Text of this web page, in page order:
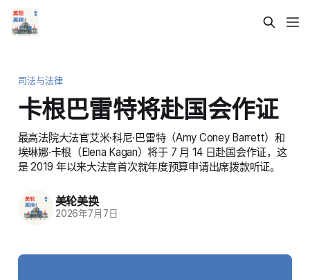
司法与法律
卡根巴雷特将赴国会作证
最高法院大法官艾米·科尼·巴雷特（Amy Coney Barrett）和
埃琳娜·卡根（Elena Kagan）将于 7 月 14 日赴国会作证，这
是 2019 年以来大法官首次就年度预算申请出席拨款听证。
美轮美换
2026年7月7日